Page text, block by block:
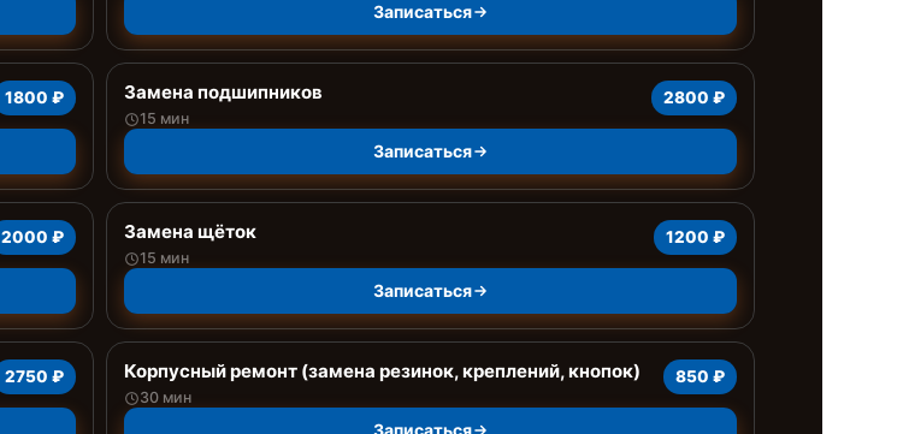
Записаться
1800 ₽ Замена подшипников
15 мин
2800 ₽
Записаться
2000 ₽ Замена щёток
15 мин
1200 ₽
Записаться
2750 ₽ Корпусный ремонт (замена резинок, креплений, кнопок)
30 мин
850 ₽
Записаться